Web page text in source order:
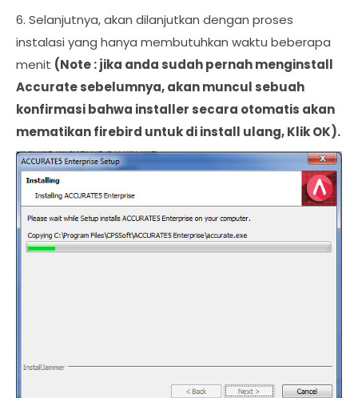
6. Selanjutnya, akan dilanjutkan dengan proses
instalasi yang hanya membutuhkan waktu beberapa
menit (Note : jika anda sudah pernah menginstall
Accurate sebelumnya, akan muncul sebuah
konfirmasi bahwa installer secara otomatis akan
mematikan firebird untuk di install ulang, Klik OK).